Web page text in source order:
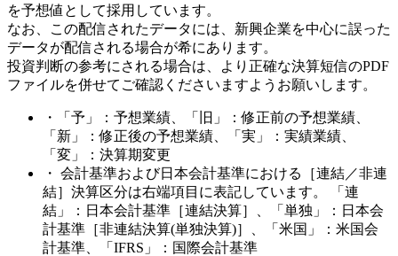
を予想値として採用しています。
なお、この配信されたデータには、新興企業を中心に誤った
データが配信される場合が希にあります。
投資判断の参考にされる場合は、より正確な決算短信のPDF
ファイルを併せてご確認くださいますようお願いします。
・「予」：予想業績、「旧」：修正前の予想業績、
「新」：修正後の予想業績、「実」：実績業績、
「変」：決算期変更
・ 会計基準および日本会計基準における［連結／非連
結］決算区分は右端項目に表記しています。 「連
結」：日本会計基準［連結決算］、「単独」：日本会
計基準［非連結決算(単独決算)］、「米国」：米国会
計基準、「IFRS」：国際会計基準